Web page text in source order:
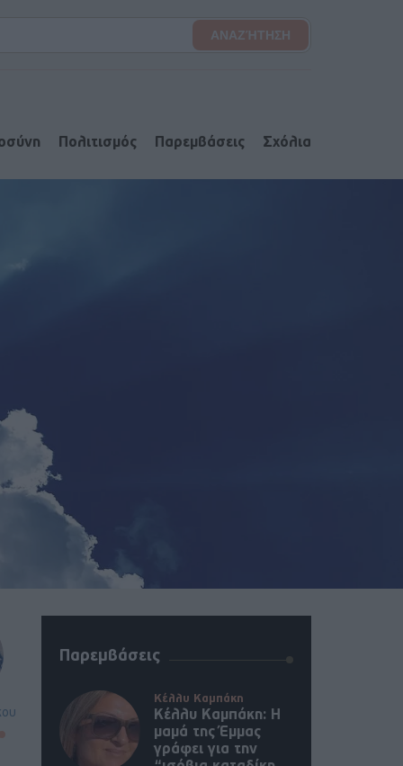
Πολιτισμός Παρεμβάσεις Σχόλια
Παρεμβάσεις
Κέλλυ Καμπάκη
Κέλλυ Καμπάκη: Η
μαμά της Έμμας
γράφει για την